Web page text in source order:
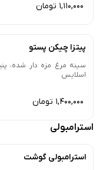
1,110,000 تومان
پیتزا چیکن پستو
سینه مرغ مزه دار شده،
اسلایس
1,400,000 تومان
استرامبولی
استرامبولی گوشت